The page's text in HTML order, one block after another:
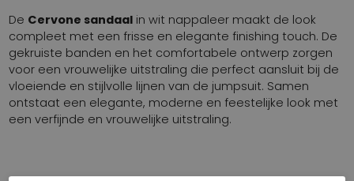
De Cervone sandaal in wit nappaleer maakt de look
compleet met een frisse en elegante finishing touch. De
gekruiste banden en het comfortabele ontwerp zorgen
voor een vrouwelijke uitstraling die perfect aansluit bij de
vloeiende en stijlvolle lijnen van de jumpsuit. Samen
ontstaat een elegante, moderne en feestelijke look met
een verfijnde en vrouwelijke uitstraling.